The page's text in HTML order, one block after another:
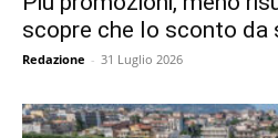
scopre che lo sconto da
Redazione - 31 Luglio 2026